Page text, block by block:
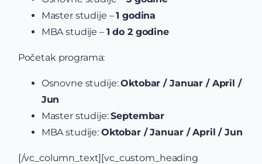
Master studije –1 godina
MBA studije – 1 do 2 godine
Početak programa:
Osnovne studije:Oktobar / Januar / April /
Jun
Master studije:Septembar
MBA studije: Oktobar / Januar / April / Jun
[/vc_column_text][vc_custom_heading